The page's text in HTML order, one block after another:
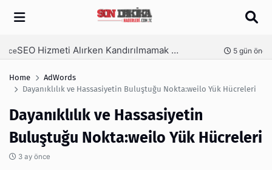
Arama
SEO Hizmeti Alırken Kandırılmamak İçin Bilinmesi Gerekenler 5 gün önce
Home
AdWords
Dayanıklılık ve Hassasiyetin Buluştuğu Nokta:weilo Yük Hücreleri
Dayanıklılık ve Hassasiyetin
Buluştuğu Nokta:weilo Yük Hücreleri
3 ay önce